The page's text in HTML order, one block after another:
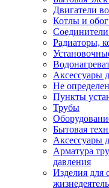
Двигатели
Котлы и
Радиаторы,
Аксессуары
Не
Пункты
Трубы
Бытовая
Аксессуары
Арматура
давления
Изделия для